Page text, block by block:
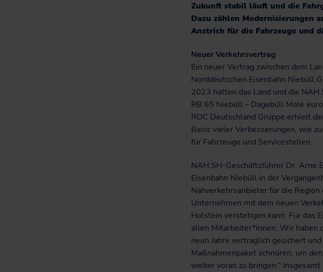
Zukunft stabil läuft und die
Dazu zählen Modernisierungen
Anstrich für die Fahrzeuge und
Neuer Verkehrsvertrag
Ein neuer Vertrag zwischen dem
Norddeutschen Eisenbahn Niebüll
2023 hatten das Land und die
RB 65 Niebüll – Dagebüll Mole
RDC Deutschland Gruppe erhielt
Basis vieler Verbesserungen, wie
für Fahrzeuge und Servicestellen.
NAH.SH-Geschäftsführer Dr. Arne
Eisenbahn Niebüll in der
Nahverkehrsanbieter für die
Unternehmen mit dem neuen
Holstein verstetigen kann. Für das
allen Mitarbeiter*innen. Wir haben
neun Jahre vertraglich gesichert
Maßnahmenpaket schnüren, um
weiter voran zu bringen.“